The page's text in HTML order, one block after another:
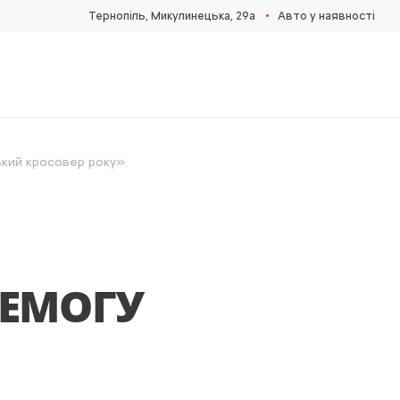
Тернопіль, Микулинецька, 29а • Авто у наявності
кросовер року»